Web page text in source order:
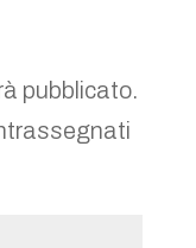
pubblicato.